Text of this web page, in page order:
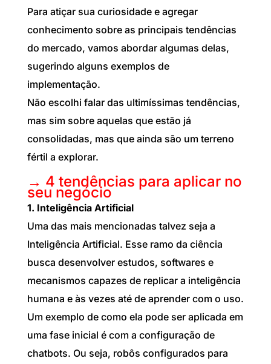
Para atiçar sua curiosidade e agregar
conhecimento sobre as principais tendências
do mercado, vamos abordar algumas delas,
sugerindo alguns exemplos de
implementação.
Não escolhi falar das ultimíssimas tendências,
mas sim sobre aquelas que estão já
consolidadas, mas que ainda são um terreno
fértil a explorar.
→ 4 tendências para aplicar no
seu negócio
1. Inteligência Artificial
Uma das mais mencionadas talvez seja a
Inteligência Artificial. Esse ramo da ciência
busca desenvolver estudos, softwares e
mecanismos capazes de replicar a inteligência
humana e às vezes até de aprender com o uso.
Um exemplo de como ela pode ser aplicada em
uma fase inicial é com a configuração de
chatbots. Ou seja, robôs configurados para